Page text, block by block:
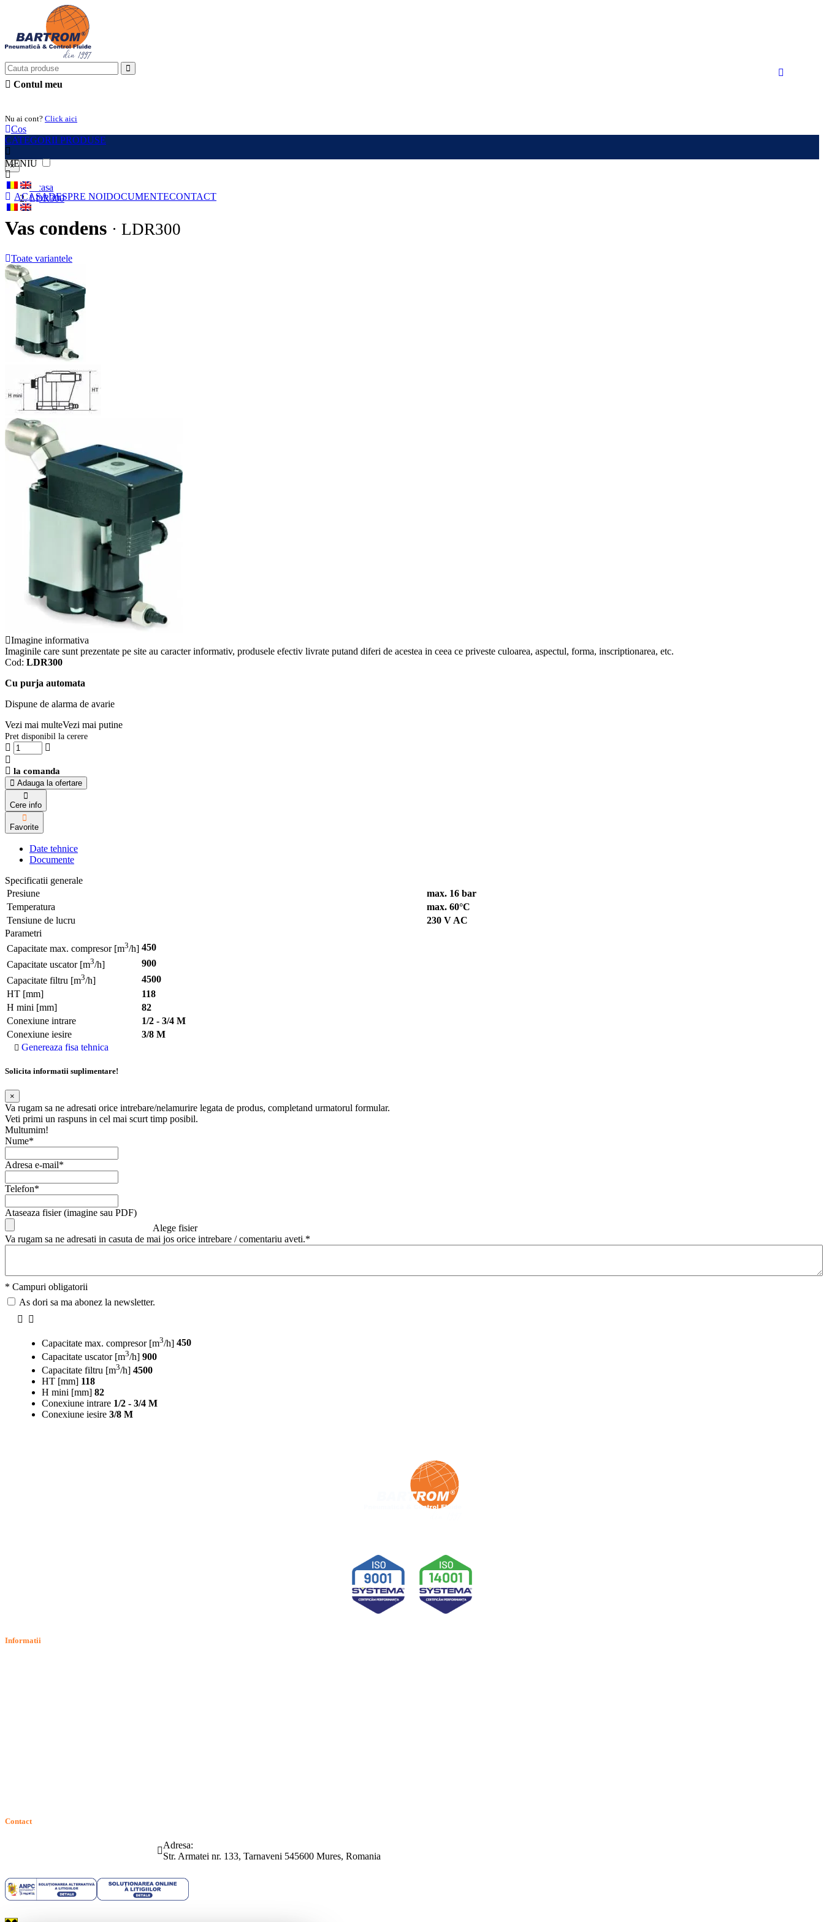
Contul meu
Nu ai cont? Click aici
Cos
CATEGORII PRODUSE
MENIU
ACASADESPRE NOIDOCUMENTECONTACT
×
Acasa
LDR300
Vas condens · LDR300
Toate variantele
Imagine informativa
Imaginile care sunt prezentate pe site au caracter informativ, produsele efectiv livrate putand diferi de acestea in ceea ce priveste culoarea, aspectul, forma, inscriptionarea, etc.
Cod: LDR300
Cu purja automata
Dispune de alarma de avarie
Vezi mai multeVezi mai putine
Pret disponibil la cerere
la comanda
Adauga la ofertare
Cere info
Favorite
Date tehnice
Documente
Specificatii generale
Presiune
max. 16 bar
Temperatura
max. 60°C
Tensiune de lucru
230 V AC
Parametri
Capacitate max. compresor [m3/h] 450
Capacitate uscator [m3/h]
900
Capacitate filtru [m3/h]
4500
HT [mm]
118
H mini [mm]
82
Conexiune intrare
1/2 - 3/4 M
Conexiune iesire
3/8 M
Genereaza fisa tehnica
Solicita informatii suplimentare!
×
Va rugam sa ne adresati orice intrebare/nelamurire legata de produs, completand urmatorul formular.
Veti primi un raspuns in cel mai scurt timp posibil.
Multumim!
Nume*
Adresa e-mail*
Telefon*
Ataseaza fisier (imagine sau PDF)
Alege fisier
Va rugam sa ne adresati in casuta de mai jos orice intrebare / comentariu aveti.*
* Campuri obligatorii
As dori sa ma abonez la newsletter.
Capacitate max. compresor [m3/h] 450
Capacitate uscator [m3/h] 900
Capacitate filtru [m3/h] 4500
HT [mm] 118
H mini [mm] 82
Conexiune intrare 1/2 - 3/4 M
Conexiune iesire 3/8 M
Informatii
Contact
Adresa:
Str. Armatei nr. 133, Tarnaveni 545600 Mures, Romania